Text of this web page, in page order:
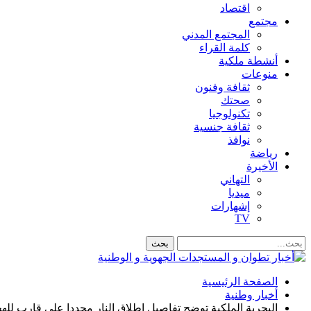
اقتصاد
مجتمع
المجتمع المدني
كلمة القراء
أنشطة ملكية
منوعات
ثقافة وفنون
صحتك
تكنولوجيا
ثقافة جنسية
نوافذ
رياضة
الأخيرة
التهاني
ميديا
إشهارات
TV
الصفحة الرئيسية
أخبار وطنية
البحرية الملكية توضح تفاصيل إطلاق النار مجددا على قارب